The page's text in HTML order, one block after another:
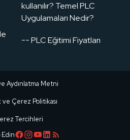
kullanılır? Temel PLC
Uygulamaları Nedir?
-- PLC Eğitimi Fiyatları
Aydınlatma Metni
Çerez Politikası
Tercihleri
Edin